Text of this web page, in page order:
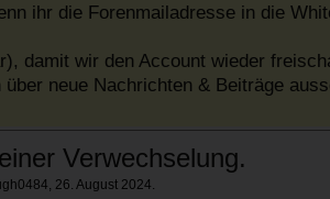
ihr die Forenmailadresse in die
damit wir den Account wieder
über neue Nachrichten & Beiträge
Verwechselung.
, 26. August 2024.